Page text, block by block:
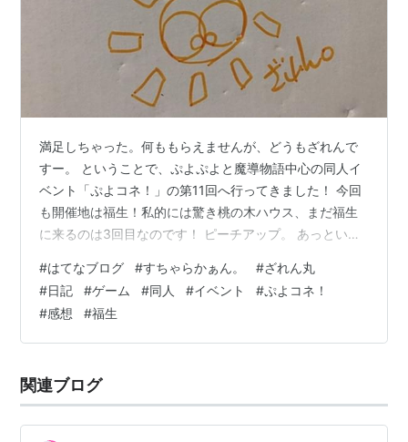
満足しちゃった。何ももらえませんが、どうもざれんで
すー。 ということで、ぷよぷよと魔導物語中心の同人イ
ベント「ぷよコネ！」の第11回へ行ってきました！ 今回
も開催地は福生！私的には驚き桃の木ハウス、まだ福生
に来るのは3回目なのです！ ピーチアップ。 あっという
れてどうぞ！ 東福生！無人駅。 今年は八高線との相性も
良くて、無事に会場から地味に近い東福生駅に降り立つ
ことができました！ 去年は福生駅。東福生ってのは無人
駅だもんで、この日精算機というか精算所も閉まってお
終わりなのでは？ とは真っ先…
#はてなブログ #すちゃらかぁん。 #ざれん丸
#日記 #ゲーム #同人 #イベント #ぷよコネ！
#感想 #福生
関連ブログ